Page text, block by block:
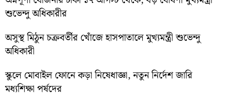
শুভেন্দু অধিকারীর
অসুস্থ মিঠুন চক্রবর্তীর খোঁজে হাসপাতালে মুখ্যমন্ত্রী শুভেন্দু
অধিকারী
স্কুলে মোবাইল ফোনে কড়া নিষেধাজ্ঞা, নতুন নির্দেশ জারি
মধ্যশিক্ষা পর্ষদের